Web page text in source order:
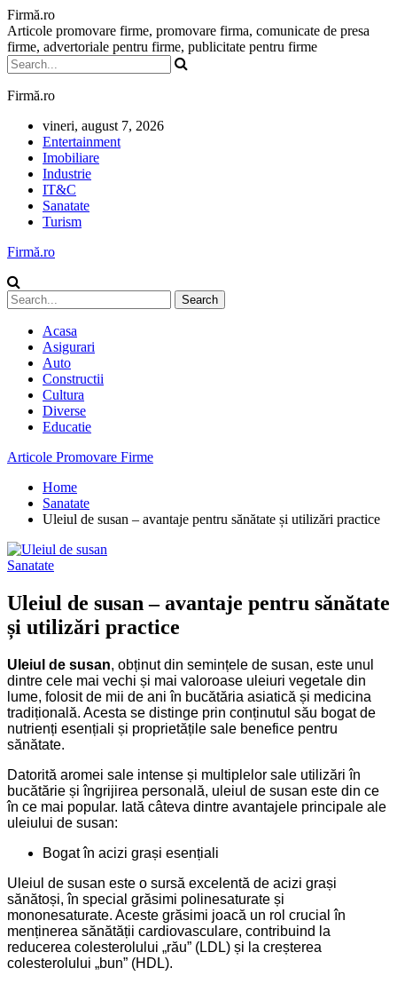
Firmă.ro
Articole promovare firme, promovare firma, comunicate de presa
firme, advertoriale pentru firme, publicitate pentru firme
Firmă.ro
vineri, august 7, 2026
Entertainment
Imobiliare
Industrie
IT&C
Sanatate
Turism
Firmă.ro
Acasa
Asigurari
Auto
Constructii
Cultura
Diverse
Educatie
Articole Promovare Firme
Home
Sanatate
Uleiul de susan – avantaje pentru sănătate și utilizări practice
Sanatate
Uleiul de susan – avantaje pentru sănătate
și utilizări practice
Uleiul de susan, obținut din semințele de susan, este unul
dintre cele mai vechi și mai valoroase uleiuri vegetale din
lume, folosit de mii de ani în bucătăria asiatică și medicina
tradițională. Acesta se distinge prin conținutul său bogat de
nutrienți esențiali și proprietățile sale benefice pentru
sănătate.
Datorită aromei sale intense și multiplelor sale utilizări în
bucătărie și îngrijirea personală, uleiul de susan este din ce
în ce mai popular. Iată câteva dintre avantajele principale ale
uleiului de susan:
Bogat în acizi grași esențiali
Uleiul de susan este o sursă excelentă de acizi grași
sănătoși, în special grăsimi polinesaturate și
mononesaturate. Aceste grăsimi joacă un rol crucial în
menținerea sănătății cardiovasculare, contribuind la
reducerea colesterolului „rău” (LDL) și la creșterea
colesterolului „bun” (HDL).